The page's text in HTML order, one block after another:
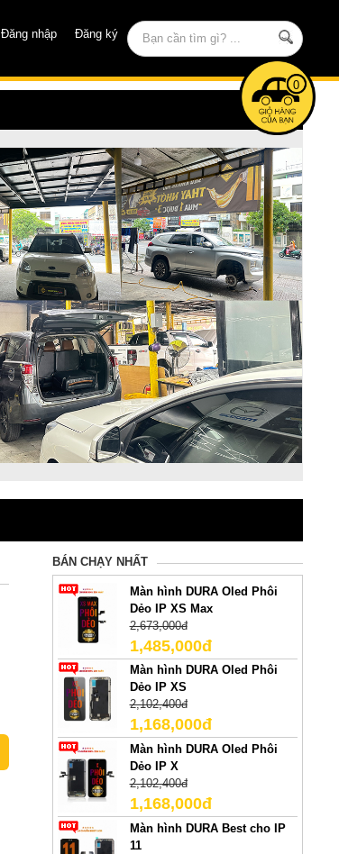
Đăng nhập Đăng ký
0
BÁN CHẠY NHẤT
Màn hình DURA Oled Phôi
Dẻo IP XS Max
2,673,000đ
1,485,000đ
Màn hình DURA Oled Phôi
Dẻo IP XS
2,102,400đ
1,168,000đ
Màn hình DURA Oled Phôi
Dẻo IP X
2,102,400đ
1,168,000đ
Màn hình DURA Best cho IP
11